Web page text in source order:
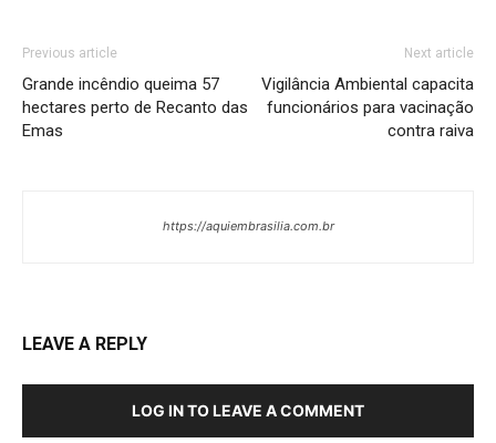
Previous article
Grande incêndio queima 57
hectares perto de Recanto das
Emas
Next article
Vigilância Ambiental capacita
funcionários para vacinação
contra raiva
https://aquiembrasilia.com.br
LEAVE A REPLY
LOG IN TO LEAVE A COMMENT